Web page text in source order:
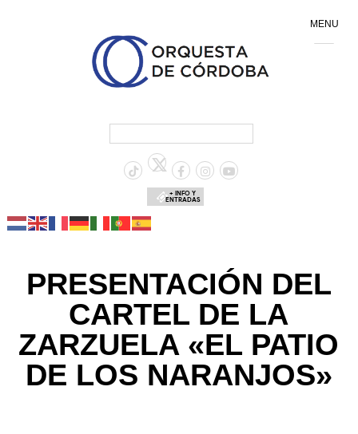
+ INFO Y
ENTRADAS
PRESENTACIÓN DEL
CARTEL DE LA
ZARZUELA «EL PATIO
DE LOS NARANJOS»
MENU